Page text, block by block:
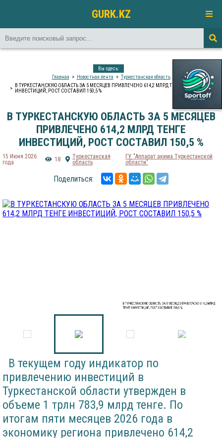
GURK.KZ
Вы здесь:
Главная
Новостная лента
Туркестанская область
В ТУРКЕСТАНСКУЮ ОБЛАСТЬ ЗА 5 МЕСЯЦЕВ ПРИВЛЕЧЕНО 614,2 МЛРД ТЕНГЕ
ИНВЕСТИЦИЙ, РОСТ СОСТАВИЛ 150,5 %
В ТУРКЕСТАНСКУЮ ОБЛАСТЬ ЗА 5 МЕСЯЦЕВ
ПРИВЛЕЧЕНО 614,2 МЛРД ТЕНГЕ
ИНВЕСТИЦИЙ, РОСТ СОСТАВИЛ 150,5 %
15 Июня 2026
года
18
Туркестанская
область
ГУ "Аппарат акима Туркестанской
области"
Поделиться:
В ТУРКЕСТАНСКУЮ ОБЛАСТЬ ЗА 5 МЕСЯЦЕВ ПРИВЛЕЧЕНО 614,2 МЛРД
ТЕНГЕ ИНВЕСТИЦИЙ, РОСТ СОСТАВИЛ 150,5 %
В текущем году индикатор по
привлечению инвестиций в
Туркестанской области утвержден в
объеме 1 трлн 783,9 млрд тенге. По
итогам пяти месяцев 2026 года в
экономику региона привлечено 614,2